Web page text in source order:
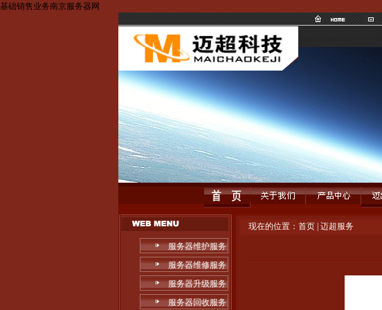
基础销售业务南京服务器网
服务器维护服务
服务器维修服务
服务器升级服务
服务器回收服务
现在的位置： 首页 迈超服务